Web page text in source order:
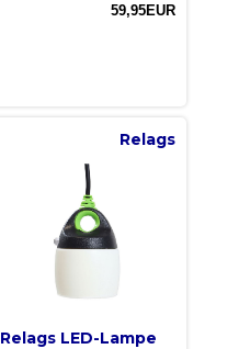
59,95EUR
Relags
Relags LED-Lampe